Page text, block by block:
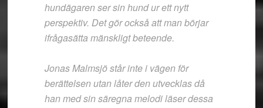
hundägaren ser sin hund ur ett nytt
perspektiv. Det gör också att man börjar
ifrågasätta mänskligt beteende.
Jonas Malmsjö står inte i vägen för
berättelsen utan låter den utvecklas då
han med sin säregna melodi läser dessa